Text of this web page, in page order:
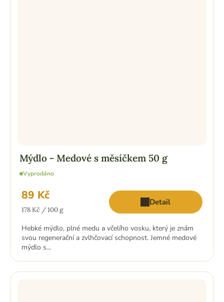
Mýdlo - Medové s měsíčkem 50 g
Vyprodáno
89 Kč
Měrná
178 Kč / 100 g
Detail
Hebké mýdlo, plné medu a včelího vosku, který je znám
svou regenerační a zvlhčovací schopnost. Jemné medové
mýdlo s...